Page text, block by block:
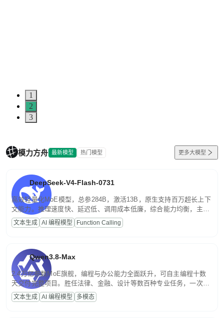
1
2
3
模力方舟 最新模型 热门模型 更多大模型
DeepSeek-V4-Flash-0731
高效轻量化MoE模型，总参284B，激活13B，原生支持百万超长上下
文能力。推理速度快、延迟低、调用成本低廉，综合能力均衡，主打
高并发、轻量化任务，适合日常对话、内容创作、基础 RAG、批量
文案处理等普惠刚需场景。
文本生成 AI 编程模型 Function Calling
Qwen3.8-Max
2.4万亿参数MoE旗舰，编程与办公能力全面跃升，可自主编程十数
天交付完整项目。胜任法律、金融、设计等数百种专业任务，一次对
话端到端交付生产级成果。原生视觉理解贯穿规划、执行与验证全流
程，支持超长文档与长视频的深度语义解析。长程任务中自主规划与
文本生成 AI 编程模型 多模态